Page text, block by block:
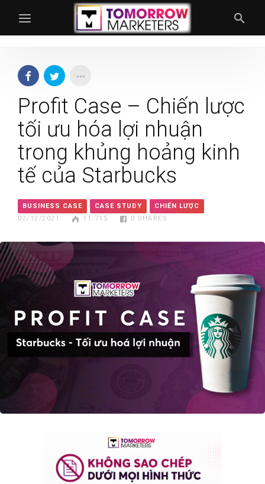
Profit Case – Chiến lược
tối ưu hóa lợi nhuận
trong khủng hoảng kinh
tế của Starbucks
BUSINESS CASE CASE STUDY
CHIẾN LƯỢC
02/12/2021
11.715 0 SHARES